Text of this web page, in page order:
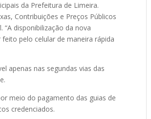
da Prefeitura de Limeira.
Contribuições e Preços Públicos
disponibilização da nova
pelo celular de maneira rápida
apenas nas segundas vias das
meio do pagamento das guias de
credenciados.